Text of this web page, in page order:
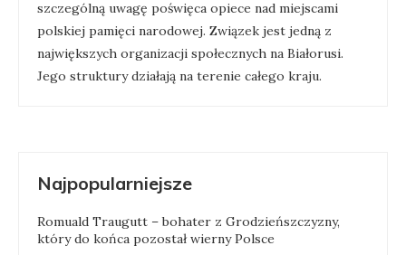
szczególną uwagę poświęca opiece nad miejscami
polskiej pamięci narodowej. Związek jest jedną z
największych organizacji społecznych na Białorusi.
Jego struktury działają na terenie całego kraju.
Najpopularniejsze
Romuald Traugutt – bohater z Grodzieńszczyzny,
który do końca pozostał wierny Polsce